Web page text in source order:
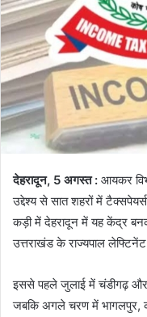
देहरादून, 5 अगस्त : आयकर
उद्देश्य से सात शहरों में
कड़ी में देहरादून में यह केंद्र
उत्तराखंड के राज्यपाल
इससे पहले जुलाई में चंडीगढ़
जबकि अगले चरण में भागलपुर,